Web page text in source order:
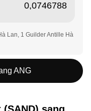
Lan, 1 Guilder Antille Hà
ANG